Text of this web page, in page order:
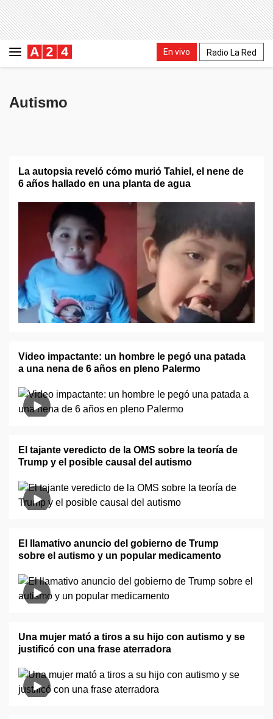
En vivo Radio La Red
Autismo
La autopsia reveló cómo murió Tahiel, el nene de
6 años hallado en una planta de agua
Video impactante: un hombre le pegó una patada
a una nena de 6 años en pleno Palermo
El tajante veredicto de la OMS sobre la teoría de
Trump y el posible causal del autismo
El llamativo anuncio del gobierno de Trump
sobre el autismo y un popular medicamento
Una mujer mató a tiros a su hijo con autismo y se
justificó con una frase aterradora